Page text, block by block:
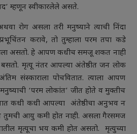
म्हणून स्वीकारलेले असते.
रोग असला तरी मनुष्याने त्याची निंदा
करावे, तो तुम्हाला परम तपा कडे
असतो. हे आपण कधीच समजू शकत नाही
बसतो. मृत्यू नंतर आपल्या अंतेष्ठीत जन लोक
संस्काराला पोचवितात. त्याला आपण
‘परम लोकांत’ जीत होते व मुक्तीच
कधी कधी आपल्या अंतेष्ठीचा अनुभव न
तुमची आयु कमी होत नाही. असला गैरसमज
मृत्यूचा भय कमी होत असतो. मृत्युच्या